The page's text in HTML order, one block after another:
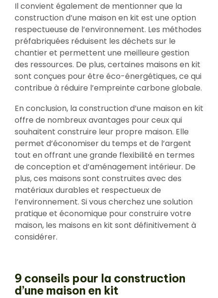
Il convient également de mentionner que la
construction d’une maison en kit est une option
respectueuse de l’environnement. Les méthodes
préfabriquées réduisent les déchets sur le
chantier et permettent une meilleure gestion
des ressources. De plus, certaines maisons en kit
sont conçues pour être éco-énergétiques, ce qui
contribue à réduire l’empreinte carbone globale.
En conclusion, la construction d’une maison en kit
offre de nombreux avantages pour ceux qui
souhaitent construire leur propre maison. Elle
permet d’économiser du temps et de l’argent
tout en offrant une grande flexibilité en termes
de conception et d’aménagement intérieur. De
plus, ces maisons sont construites avec des
matériaux durables et respectueux de
l’environnement. Si vous cherchez une solution
pratique et économique pour construire votre
maison, les maisons en kit sont définitivement à
considérer.
9 conseils pour la construction
d’une maison en kit